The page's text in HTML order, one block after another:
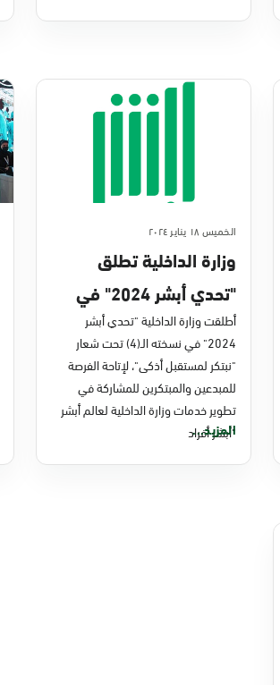
الخميس ١٨ يناير ٢٠٢٤
وزارة الداخلية تطلق
"تحدي أبشر 2024" في
نسخته الـ(4) للمشاركة في
تطوير خدمات الوزارة
أطلقت وزارة الداخلية "تحدي أبشر
2024" في نسخته الـ(4) تحت شعار
"نبتكر لمستقبل أذكى"، لإتاحة الفرصة
للمبدعين والمبتكرين للمشاركة في
تطوير خدمات وزارة الداخلية لعالم أبشر
"أبشر أفراد
المزيد...